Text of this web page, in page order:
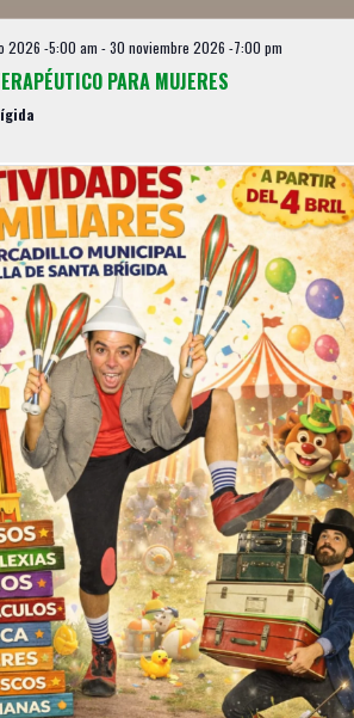
y
v
t
a
s
d
e
E
v
e
n
t
o
s
2026 -5:00 am -30 noviembre 2026 -7:00 pm
PARA MUJERES